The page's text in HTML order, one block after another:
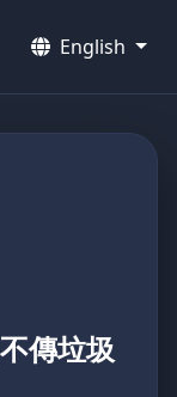
English
傳垃圾